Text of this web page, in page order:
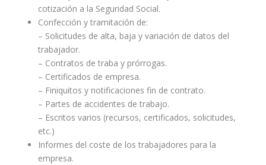
cotización a la Seguridad Social.
Confección y tramitación de:
– Solicitudes de alta, baja y variación de datos del
trabajador.
– Contratos de traba y prórrogas.
– Certificados de empresa.
– Finiquitos y notificaciones fin de contrato.
– Partes de accidentes de trabajo.
– Escritos varios (recursos, certificados, solicitudes,
etc.)
Informes del coste de los trabajadores para la
empresa.